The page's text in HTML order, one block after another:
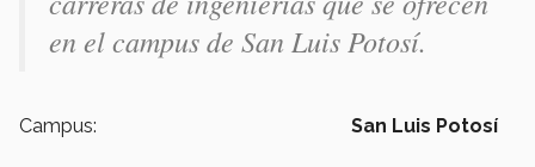
en el campus de San Luis Potosí.
Campus: San Luis Potosí